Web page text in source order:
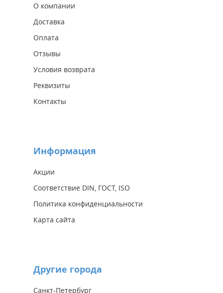
О компании
Доставка
Оплата
Отзывы
Условия возврата
Реквизиты
Контакты
Информация
Акции
Соответствие DIN, ГОСТ, ISO
Политика конфиденциальности
Карта сайта
Другие города
Санкт-Петербург